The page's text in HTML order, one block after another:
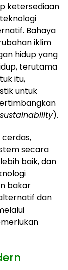
ketersediaan
Bahaya
iklim
hidup yang
terutama
itu,
untuk
sustainability).
secara
baik, dan
bakar
dan